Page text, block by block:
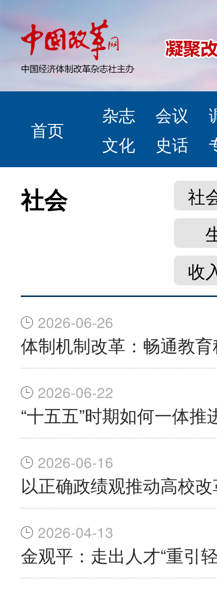
首页
杂志 会议
文化
史话
社会
社
收
2026-06-26
体制机制改革：畅通教
2026-06-22
“十五五”时期如何一体
2026-06-16
以正确政绩观推动高校
2026-04-13
金观平：走出人才“重引